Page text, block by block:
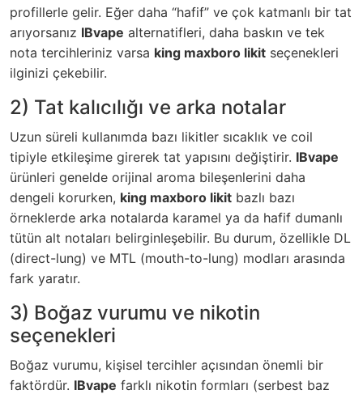
profillerle gelir. Eğer daha “hafif” ve çok katmanlı bir tat
arıyorsanız IBvape alternatifleri, daha baskın ve tek
nota tercihleriniz varsa king maxboro likit seçenekleri
ilginizi çekebilir.
2) Tat kalıcılığı ve arka notalar
Uzun süreli kullanımda bazı likitler sıcaklık ve coil
tipiyle etkileşime girerek tat yapısını değiştirir. IBvape
ürünleri genelde orijinal aroma bileşenlerini daha
dengeli korurken, king maxboro likit bazlı bazı
örneklerde arka notalarda karamel ya da hafif dumanlı
tütün alt notaları belirginleşebilir. Bu durum, özellikle DL
(direct-lung) ve MTL (mouth-to-lung) modları arasında
fark yaratır.
3) Boğaz vurumu ve nikotin
seçenekleri
Boğaz vurumu, kişisel tercihler açısından önemli bir
faktördür. IBvape farklı nikotin formları (serbest baz